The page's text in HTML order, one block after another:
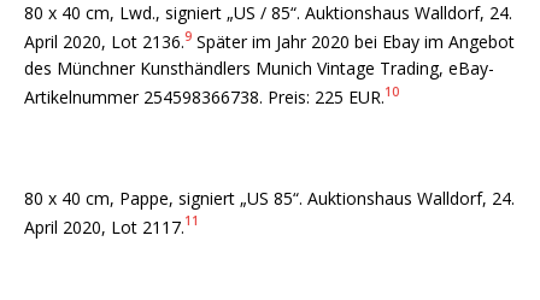
80 x 40 cm, Lwd., signiert „US / 85“. Auktionshaus Walldorf, 24.
April 2020, Lot 2136.9 Später im Jahr 2020 bei Ebay im Angebot
des Münchner Kunsthändlers Munich Vintage Trading, eBay-
Artikelnummer 254598366738. Preis: 225 EUR.10
80 x 40 cm, Pappe, signiert „US 85“. Auktionshaus Walldorf, 24.
April 2020, Lot 2117.11